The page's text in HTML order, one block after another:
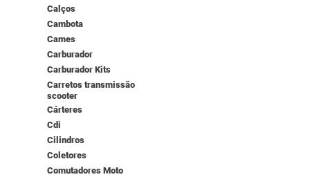
Calços
Cambota
Cames
Carburador
Carburador Kits
Carretos transmissão
scooter
Cárteres
Cdi
Cilindros
Coletores
Comutadores Moto